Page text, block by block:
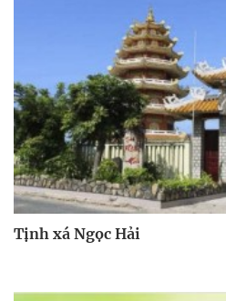
Tịnh xá Ngọc Hải